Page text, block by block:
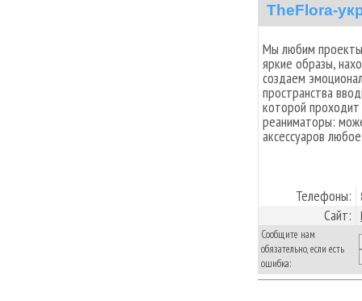
TheFlora-
Мы любим проекты
яркие образы,
создаем
пространства
которой
реаниматоры:
аксессуаров
Телефоны:
Сайт:
Сообщите нам
обязательно, если есть
ошибка: